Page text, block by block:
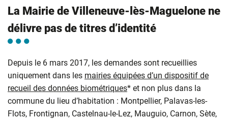
La Mairie de Villeneuve-lès-Maguelone ne
délivre pas de titres d’identité
Depuis le 6 mars 2017, les demandes sont recueillies
uniquement dans les mairies équipées d’un dispositif de
recueil des données biométriques* et non plus dans la
commune du lieu d’habitation : Montpellier, Palavas-les-
Flots, Frontignan, Castelnau-le-Lez, Mauguio, Carnon, Sète,